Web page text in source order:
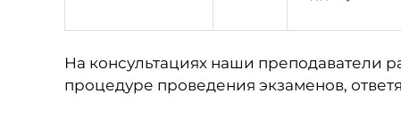
На консультациях наши преподаватели
процедуре проведения экзаменов,